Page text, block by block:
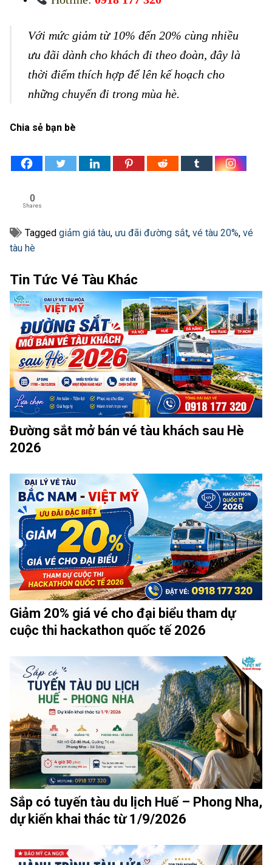
Với mức giảm từ 10% đến20% cùng nhiều
ưu đãi dành cho khách đi theo đoàn, đây là
thời điểm thích hợp để lên kế hoạch cho
những chuyến đi trong mùa hè.
Chia sẻ bạn bè
0
Shares
Tagged giảm giá tàu, ưu đãi đường sắt, vé tàu 20%, vé
tàu hè
Tin Tức Vé Tàu Khác
Đường sắt mở bán vé tàu khách sau Hè
2026
Giảm 20% giá vé cho đại biểu tham dự
cuộc thi hackathon quốc tế 2026
Sắp có tuyến tàu du lịch Huế – Phong Nha,
dự kiến khai thác từ 1/9/2026